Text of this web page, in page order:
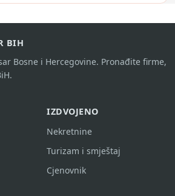
BIH
Bosne i Hercegovine. Pronađite firme,
IZDVOJENO
Nekretnine
Turizam i smještaj
Cjenovnik